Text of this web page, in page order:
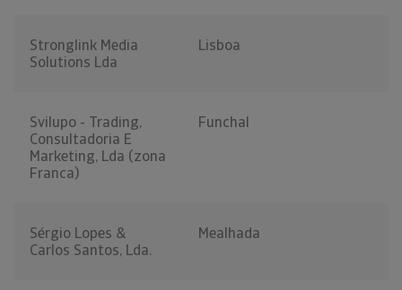
Stronglink Media
Solutions Lda
Lisboa
Svilupo - Trading,
Consultadoria E
Marketing, Lda (zona
Franca)
Funchal
Sérgio Lopes &
Carlos Santos, Lda.
Mealhada